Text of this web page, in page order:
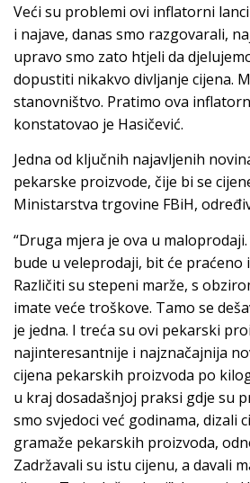
Veći su problemi ovi inflatorni
i najave, danas smo razgovarali,
upravo smo zato htjeli da
dopustiti nikakvo divljanje cijena.
stanovništvo. Pratimo ova
konstatovao je Hasičević.
Jedna od ključnih najavljenih
pekarske proizvode, čije bi se
Ministarstva trgovine FBiH,
“Druga mjera je ova u
bude u veleprodaji, bit će praćeno
Različiti su stepeni marže, s
imate veće troškove. Tamo se
je jedna. I treća su ovi pekarski
najinteresantnije i najznačajnija
cijena pekarskih proizvoda po
u kraj dosadašnjoj praksi gdje su
smo svjedoci već godinama, dizali
gramaže pekarskih proizvoda,
Zadržavali su istu cijenu, a davali